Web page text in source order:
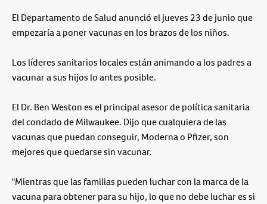
El Departamento de Salud anunció el jueves 23 de junio que
empezaría a poner vacunas en los brazos de los niños.
Los líderes sanitarios locales están animando a los padres a
vacunar a sus hijos lo antes posible.
El Dr. Ben Weston es el principal asesor de política sanitaria
del condado de Milwaukee. Dijo que cualquiera de las
vacunas que puedan conseguir, Moderna o Pfizer, son
mejores que quedarse sin vacunar.
"Mientras que las familias pueden luchar con la marca de la
vacuna para obtener para su hijo, lo que no debe luchar es si